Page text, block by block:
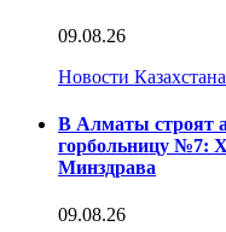
09.08.26
Новости Казахстана
В Алматы строят
горбольницу №7:
Минздрава
09.08.26